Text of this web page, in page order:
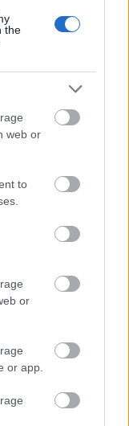
the
web or
to
or
or app.
mert az egyszer